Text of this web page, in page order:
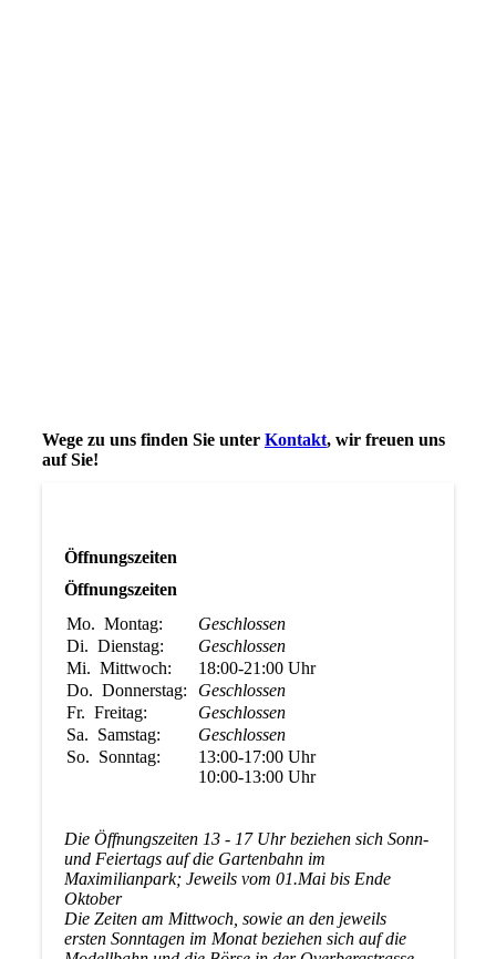
Wege zu uns finden Sie unter Kontakt, wir freuen uns
auf Sie!
Öffnungszeiten
Öffnungszeiten
Mo. Montag:
Geschlossen
Di. Dienstag:
Geschlossen
Mi. Mittwoch: 18:00-21:00Uhr
Do. Donnerstag:
Geschlossen
Fr. Freitag:
Geschlossen
Sa. Samstag:
Geschlossen
So. Sonntag: 13:00-17:00Uhr
10:00-13:00Uhr
Die Öffnungszeiten 13 - 17 Uhr beziehen sich Sonn-
und Feiertags auf die Gartenbahn im
Maximilianpark; Jeweils vom 01.Mai bis Ende
Oktober
Die Zeiten am Mittwoch, sowie an den jeweils
ersten Sonntagen im Monat beziehen sich auf die